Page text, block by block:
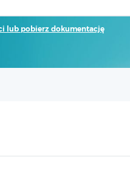
lub pobierz dokumentację